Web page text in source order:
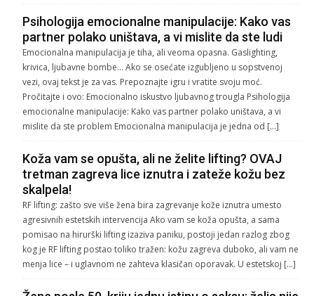
Psihologija emocionalne manipulacije: Kako vas
partner polako uništava, a vi mislite da ste ludi
Emocionalna manipulacija je tiha, ali veoma opasna. Gaslighting,
krivica, ljubavne bombe… Ako se osećate izgubljeno u sopstvenoj
vezi, ovaj tekst je za vas. Prepoznajte igru i vratite svoju moć.
Pročitajte i ovo: Emocionalno iskustvo ljubavnog trougla Psihologija
emocionalne manipulacije: Kako vas partner polako uništava, a vi
mislite da ste problem Emocionalna manipulacija je jedna od […]
Koža vam se opušta, ali ne želite lifting? OVAJ
tretman zagreva lice iznutra i zateže kožu bez
skalpela!
RF lifting: zašto sve više žena bira zagrevanje kože iznutra umesto
agresivnih estetskih intervencija Ako vam se koža opušta, a sama
pomisao na hirurški lifting izaziva paniku, postoji jedan razlog zbog
kog je RF lifting postao toliko tražen: kožu zagreva duboko, ali vam ne
menja lice – i uglavnom ne zahteva klasičan oporavak. U estetskoj […]